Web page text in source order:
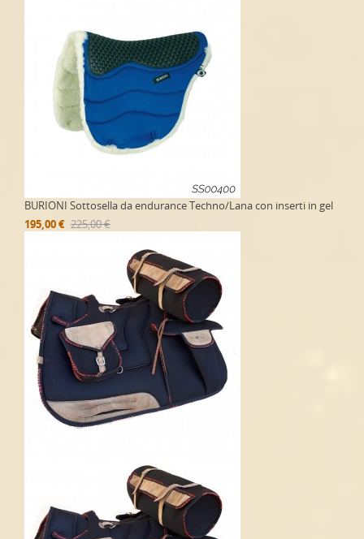
BURIONI Sottosella da endurance Techno/Lana con inserti in gel
195,00 € 225,00 €